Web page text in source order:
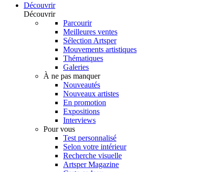
Découvrir
Découvrir
Parcourir
Meilleures ventes
Sélection Artsper
Mouvements artistiques
Thématiques
Galeries
À ne pas manquer
Nouveautés
Nouveaux artistes
En promotion
Expositions
Interviews
Pour vous
Test personnalisé
Selon votre intérieur
Recherche visuelle
Artsper Magazine